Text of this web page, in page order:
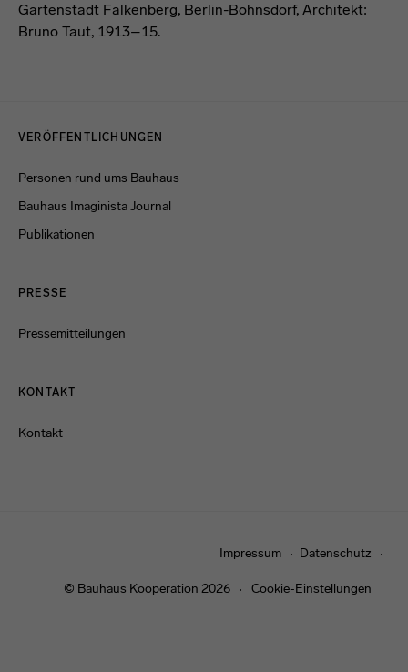
Gartenstadt Falkenberg, Berlin-Bohnsdorf, Architekt:
Bruno Taut, 1913–15.
VERÖFFENTLICHUNGEN
Personen rund ums Bauhaus
Bauhaus Imaginista Journal
Publikationen
PRESSE
Pressemitteilungen
KONTAKT
Kontakt
Impressum Datenschutz
© Bauhaus Kooperation 2026 Cookie-Einstellungen